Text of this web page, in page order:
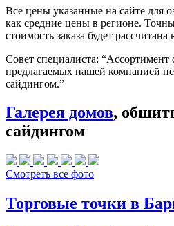
Все цены указанные на сайте для
как средние цены в регионе.
стоимость заказа будет
Совет специалиста: “Ассортимент
предлагаемых нашей компанией не
сайдингом.”
Галерея домов,
сайдингом
Смотреть все фото
Торговые точки в